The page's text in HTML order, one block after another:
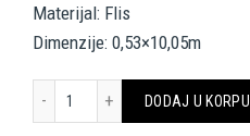
Materijal: Flis
Dimenzije: 0,53×10,05m
DODAJ U KORPU